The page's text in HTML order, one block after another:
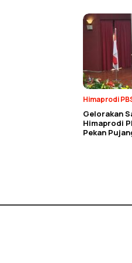
Himaprodi
Gelorakan
Himaprodi
Pekan